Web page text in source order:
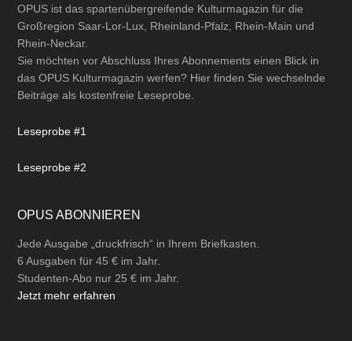
OPUS ist das spartenübergreifende Kulturmagazin für die
Großregion Saar-Lor-Lux, Rheinland-Pfalz, Rhein-Main und
Rhein-Neckar.
Sie möchten vor Abschluss Ihres Abonnements einen Blick in
das OPUS Kulturmagazin werfen? Hier finden Sie wechselnde
Beiträge als kostenfreie Leseprobe.
Leseprobe #1
Leseprobe #2
OPUS ABONNIEREN
Jede Ausgabe „druckfrisch“ in Ihrem Briefkasten.
6 Ausgaben für 45 € im Jahr.
Studenten-Abo nur 25 € im Jahr.
Jetzt mehr erfahren